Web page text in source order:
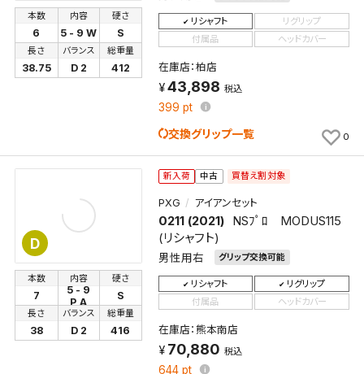
本数
6
内容
5 - 9 W
硬さ
S
長さ
38.75
バランス
D 2
総重量
412
リシャフト
リグリップ
付属品
ヘッドカバー
在庫店：柏店
43,898 税込
399 pt
交換グリップ一覧 0
D
新入荷 中古 買替え割対象
PXG アイアンセット
0211 (2021)
NSﾌﾟﾛ MODUS115
(リシャフト)
男性用右 グリップ交換可能
本数
7
内容
5 - 9
P,A
硬さ
S
長さ
38
バランス
D 2
総重量
416
リシャフト
リグリップ
付属品
ヘッドカバー
在庫店：熊本南店
70,880 税込
644 pt